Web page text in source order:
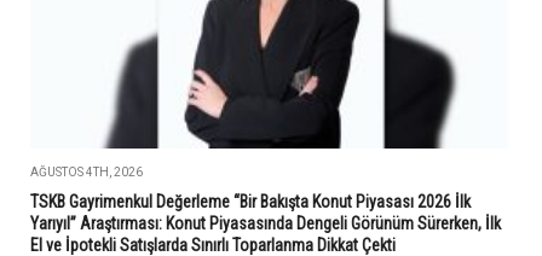
AĞUSTOS 4TH, 2026
TSKB Gayrimenkul Değerleme “Bir Bakışta Konut Piyasası 2026 İlk
Yarıyıl” Araştırması: Konut Piyasasında Dengeli Görünüm Sürerken, İlk
El ve İpotekli Satışlarda Sınırlı Toparlanma Dikkat Çekti